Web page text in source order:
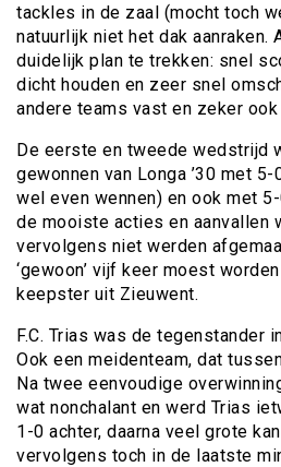
tackles in de zaal (mocht toch
natuurlijk niet het dak aanraken.
duidelijk plan te trekken: snel
dicht houden en zeer snel
andere teams vast en zeker ook
De eerste en tweede wedstrijd
gewonnen van Longa ’30 met
wel even wennen) en ook met
de mooiste acties en aanvallen
vervolgens niet werden
‘gewoon’ vijf keer moest
keepster uit Zieuwent.
F.C. Trias was de tegenstander
Ook een meidenteam, dat
Na twee eenvoudige
wat nonchalant en werd Trias
1-0 achter, daarna veel grote
vervolgens toch in de laatste